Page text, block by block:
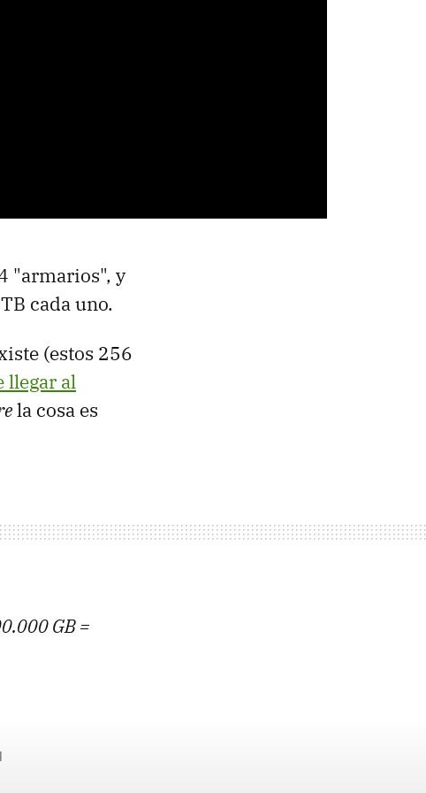
"armarios", y
cada uno.
(estos 256
llegar al
la cosa es
GB =